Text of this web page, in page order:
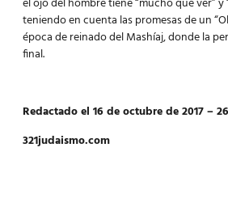
el ojo del hombre tiene “mucho que ver” y
teniendo en cuenta las promesas de un
época de reinado del Mashíaj, donde la
final.
Redactado el 16 de octubre de 2017 –
321judaismo.com